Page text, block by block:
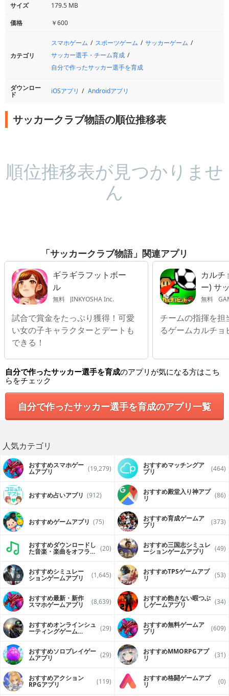
サイズ
179.5 MB
価格
￥600
カテゴリ
スマホゲーム スポーツゲーム
サッカーゲーム
サッカー選手・チーム育成
自分で作ったサッカー選手を育成
ダウンロー
ド iOSアプリ Androidアプリ
サッカークラブ物語の順位推移表
順位推移表が見つかりませ
ん
「サッカークラブ物語」関連アプリ
ギラギラフットボー
ル
無料 JINKYOSHA Inc.
試合で賞金をたっぷり獲得！可愛
い女の子キャラクターとデートも
できる！
カルチ
ー) サ
育成シ
ン
無料
チームの指揮を担
るゲームカルチョ
自分で作ったサッカー選手を育成のアプリが気になる方はこち
らをチェック
自分で作ったサッカー選手を育成のアプリ一覧
人気カテゴリ
おすすめスマホゲー
ムアプリ (19,279) おすすめマッチングア
プリ (464)
おすすめ占いアプリ (912) おすすめ殿堂入り神アプ
リ (86)
おすすめゲームアプリ (75) おすすめ育成ゲームア
プリ (373)
おすすめダウンロードし
た音楽・楽曲をオフライ (20) おすすめ三国志シミュレ
ーションゲームアプリ (49)
おすすめシミュレー
ションゲームアプリ (1,645) おすすめTPSゲームアプ
リ (53)
おすすめ最新・新作
スマホゲームアプリ (8,639) おすすめ飽きない暇つぶ
しゲームアプリ (34)
おすすめオンラインシュ
ーティングゲーム (29) おすすめ無料ゲームア
プリ (609)
おすすめソロプレイゲー
ムアプリ (29) おすすめ MMORPGアプ
リ (31)
おすすめアクション
RPGアプリ (119) おすすめ格闘ゲームアプ
リ (0)